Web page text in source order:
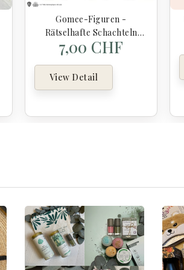
Gomee-Figuren -
Rätselhafte Schachteln
Serie 3 - Harry Potter
7,00 CHF
View Detail